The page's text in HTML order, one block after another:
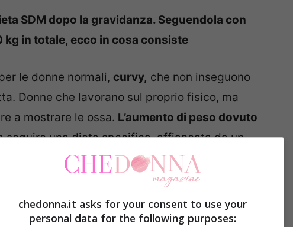
SDM dopo la gravidanza. Seguendola con
in totale, ecco in cosa consiste
le donne normali, curvy, che non inseguono
Donne che lavorano sul proprio fisico, ma
a mostrare le ossa. L’aumento di peso dovuto
seguire una dieta specifica, affiancata da un
nella maniera più sana possibile.
dal momento che la cantante è
a sfoggiare outfitche le permettono di
chedonna.it asks for your consent to use your
personal data for the following purposes: